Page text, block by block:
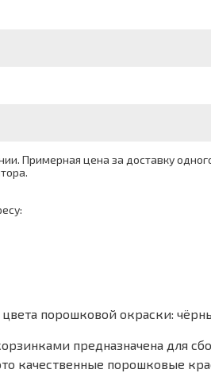
Примерная цена за доставку
.
порошковой окраски:
предназначена для
качественные порошковые